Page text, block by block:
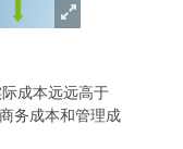
成本远远高于
务成本和管理成